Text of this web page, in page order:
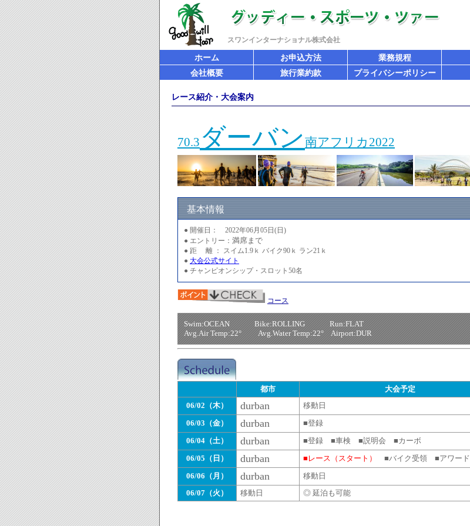
スワンインターナショナル株式会社
ホーム お申込方法 業務規程
会社概要
旅行業約款 プライバシーポリシー
レース紹介・大会案内
70.3 ダーバン南アフリカ2022
基本情報
● 開催日： 2022年06月05日(日)
● エントリー： 満席まで
● 距 離 ： スイム1.9ｋ バイク90ｋ ラン21ｋ
● 大会公式サイト
● チャンピオンシップ・スロット50名
コース
Swim:OCEAN Bike:ROLLING Run:FLAT
Avg.Air Temp:22° Avg.Water Temp:22° Airport:DUR
都市
大会予定
06/02（木）
durban
移動日
06/03（金）
durban
■登録
06/04（土）
durban ■登録 ■車検 ■説明会 ■カーボ
06/05（日）
durban ■レース（スタート）
■バイク受領 ■アワード
06/06（月）
durban
移動日
06/07（火）
移動日 ◎ 延泊も可能